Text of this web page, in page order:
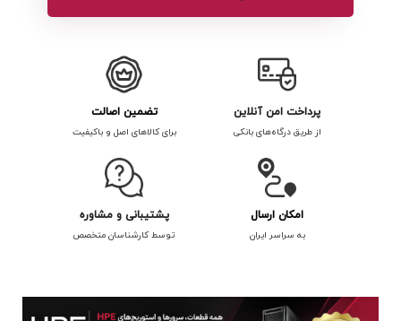
پرداخت امن آنلاین
از طریق درگاه‌های بانکی
تضمین اصالت
برای کالاهای اصل و باکیفیت
امکان ارسال
به سراسر ایران
پشتیبانی و مشاوره
توسط کارشناسان متخصص